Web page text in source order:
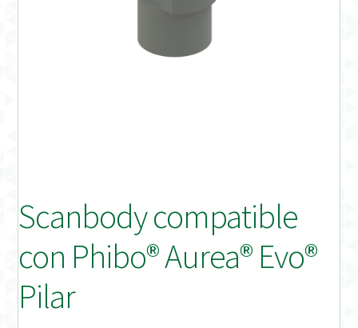
Mi cuenta
On-line Store
Productos Favoritos
Scanbody compatible
con Phibo® Aurea® Evo®
Pilar